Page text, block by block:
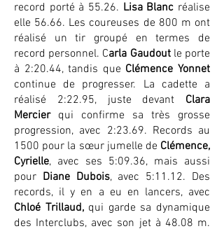
record porté à 55.26. Lisa Blanc réalise
elle 56.66. Les coureuses de 800 m ont
réalisé un tir groupé en termes de
record personnel. Carla Gaudout le porte
à 2:20.44, tandis que Clémence Yonnet
continue de progresser. La cadette a
réalisé 2:22.95, juste devant Clara
Mercierqui confirme sa très grosse
progression, avec 2:23.69. Records au
1500 pour la sœur jumelle de Clémence,
Cyrielle, avec ses 5:09.36, mais aussi
pour Diane Dubois, avec 5:11.12. Des
records, il y en a eu en lancers, avec
Chloé Trillaud,qui garde sa dynamique
des Interclubs, avec son jet à 48.08 m.